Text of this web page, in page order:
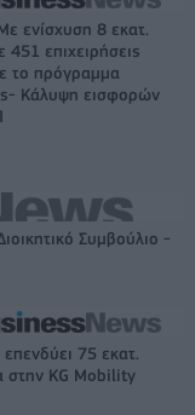
ενίσχυση 8 εκατ.
επιχειρήσεις
το πρόγραμμα
Κάλυψη εισφορών
Συμβούλιο -
75 εκατ.
στην KG Mobility